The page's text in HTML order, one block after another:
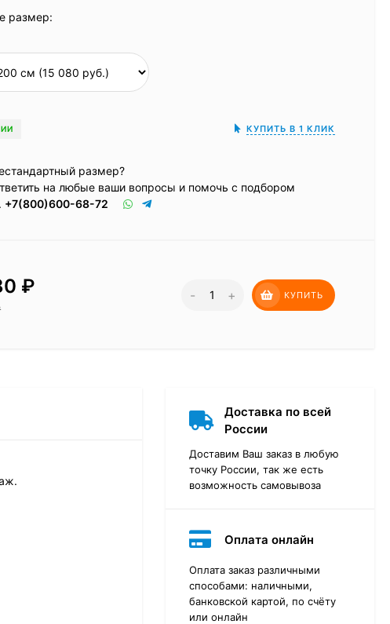
размер:
КУПИТЬ В 1 КЛИК
размер?
на любые ваши вопросы и помочь с подбором
+7(800)600-68-72
₽ - + КУПИТЬ
Доставка по всей
России
Доставим Ваш заказ в любую
точку России, так же есть
возможность самовывоза
Оплата онлайн
Оплата заказ различными
способами: наличными,
банковской картой, по счёту
или онлайн